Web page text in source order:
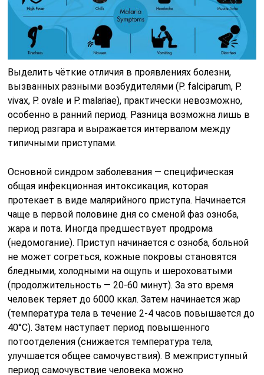
Выделить чёткие отличия в проявлениях болезни,
вызванных разными возбудителями (P. falciparum, P.
vivax, P. ovale и P. malariae), практически невозможно,
особенно в ранний период. Разница возможна лишь в
период разгара и выражается интервалом между
типичными приступами.
Основной синдром заболевания — специфическая
общая инфекционная интоксикация, которая
протекает в виде малярийного приступа. Начинается
чаще в первой половине дня со сменой фаз озноба,
жара и пота. Иногда предшествует продрома
(недомогание). Приступ начинается с озноба, больной
не может согреться, кожные покровы становятся
бледными, холодными на ощупь и шероховатыми
(продолжительность — 20-60 минут). За это время
человек теряет до 6000 ккал. Затем начинается жар
(температура тела в течение 2-4 часов повышается до
40°С). Затем наступает период повышенного
потоотделения (снижается температура тела,
улучшается общее самочувствия). В межприступный
период самочувствие человека можно